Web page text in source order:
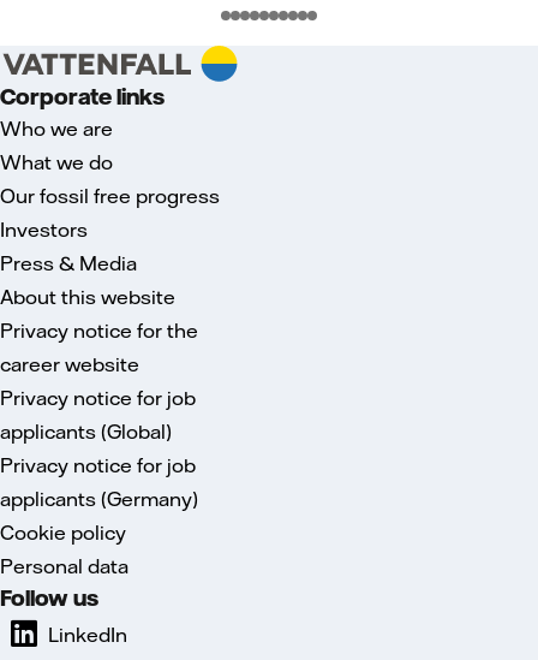
Corporate links
Who we are
What we do
Our fossil free progress
Investors
Press & Media
About this website
Privacy notice for the
career website
Privacy notice for job
applicants (Global)
Privacy notice for job
applicants (Germany)
Cookie policy
Personal data
Follow us
LinkedIn